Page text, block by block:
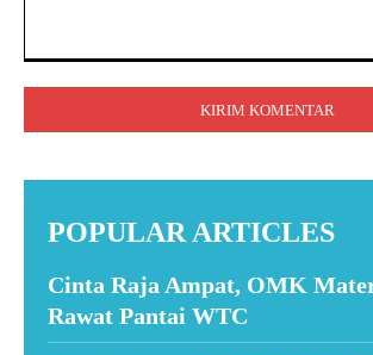
POPULAR ARTICLES
Cinta Raja Ampat, OMK
Rawat Pantai WTC